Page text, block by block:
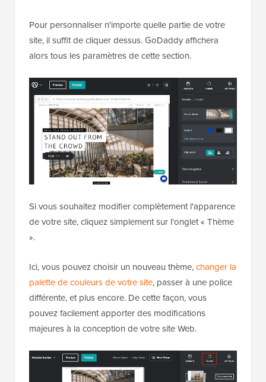
Pour personnaliser n'importe quelle partie de votre
site, il suffit de cliquer dessus. GoDaddy affichera
alors tous les paramètres de cette section.
Si vous souhaitez modifier complètement l'apparence
de votre site, cliquez simplement sur l'onglet « Thème
».
Ici, vous pouvez choisir un nouveau thème,changer la
palette de couleurs de votre site, passer à une police
différente, et plus encore. De cette façon, vous
pouvez facilement apporter des modifications
majeures à la conception de votre site Web.